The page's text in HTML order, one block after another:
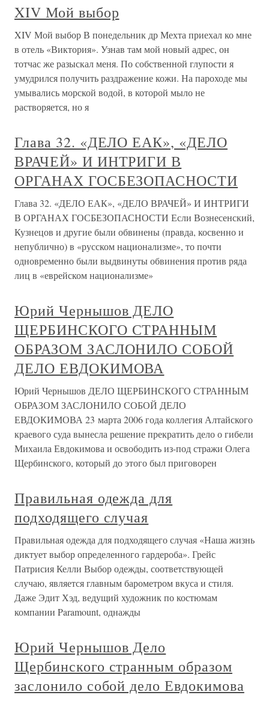
XIV Мой выбор
XIV Мой выбор В понедельник др Мехта приехал ко мне
в отель «Виктория». Узнав там мой новый адрес, он
тотчас же разыскал меня. По собственной глупости я
умудрился получить раздражение кожи. На пароходе мы
умывались морской водой, в которой мыло не
растворяется, но я
Глава 32. «ДЕЛО ЕАК», «ДЕЛО
ВРАЧЕЙ» И ИНТРИГИ В
ОРГАНАХ ГОСБЕЗОПАСНОСТИ
Глава 32. «ДЕЛО ЕАК», «ДЕЛО ВРАЧЕЙ» И ИНТРИГИ
В ОРГАНАХ ГОСБЕЗОПАСНОСТИ Если Вознесенский,
Кузнецов и другие были обвинены (правда, косвенно и
непублично) в «русском национализме», то почти
одновременно были выдвинуты обвинения против ряда
лиц в «еврейском национализме»
Юрий Чернышов ДЕЛО
ЩЕРБИНСКОГО СТРАННЫМ
ОБРАЗОМ ЗАСЛОНИЛО СОБОЙ
ДЕЛО ЕВДОКИМОВА
Юрий Чернышов ДЕЛО ЩЕРБИНСКОГО СТРАННЫМ
ОБРАЗОМ ЗАСЛОНИЛО СОБОЙ ДЕЛО
ЕВДОКИМОВА 23 марта 2006 года коллегия Алтайского
краевого суда вынесла решение прекратить дело о гибели
Михаила Евдокимова и освободить из-под стражи Олега
Щербинского, который до этого был приговорен
Правильная одежда для
подходящего случая
Правильная одежда для подходящего случая «Наша жизнь
диктует выбор определенного гардероба». Грейс
Патрисия Келли Выбор одежды, соответствующей
случаю, является главным барометром вкуса и стиля.
Даже Эдит Хэд, ведущий художник по костюмам
компании Paramount, однажды
Юрий Чернышов Дело
Щербинского странным образом
заслонило собой дело Евдокимова